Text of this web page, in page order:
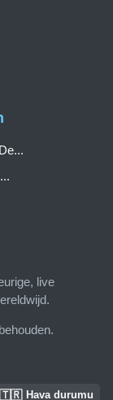
live
🇹🇷 Hava durumu